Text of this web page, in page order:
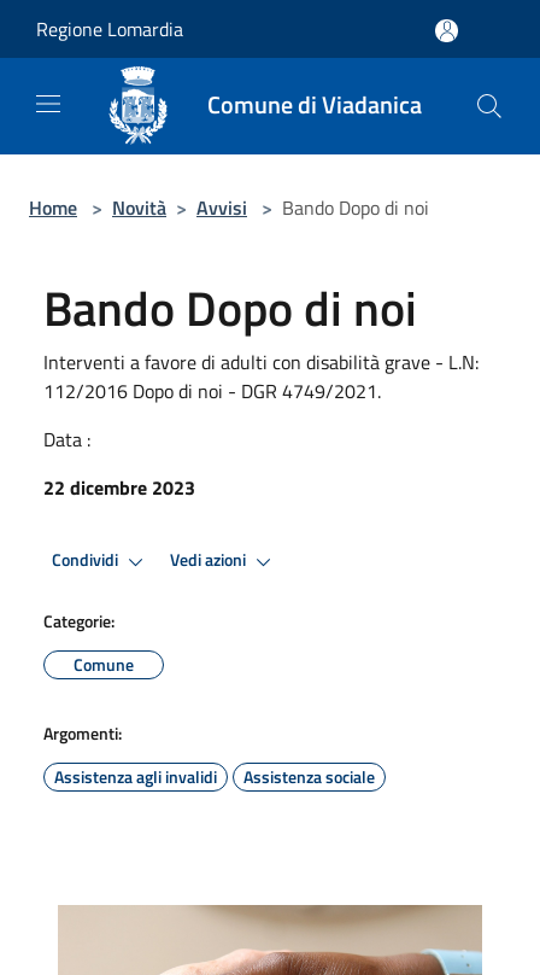
Regione Lomardia
Comune di Viadanica
Home > Novità > Avvisi > Bando Dopo di noi
Bando Dopo di noi
Interventi a favore di adulti con disabilità grave - L.N:
112/2016 Dopo di noi - DGR 4749/2021.
Data :
22 dicembre 2023
Condividi Vedi azioni
Categorie:
Comune
Argomenti:
Assistenza agli invalidi
Assistenza sociale